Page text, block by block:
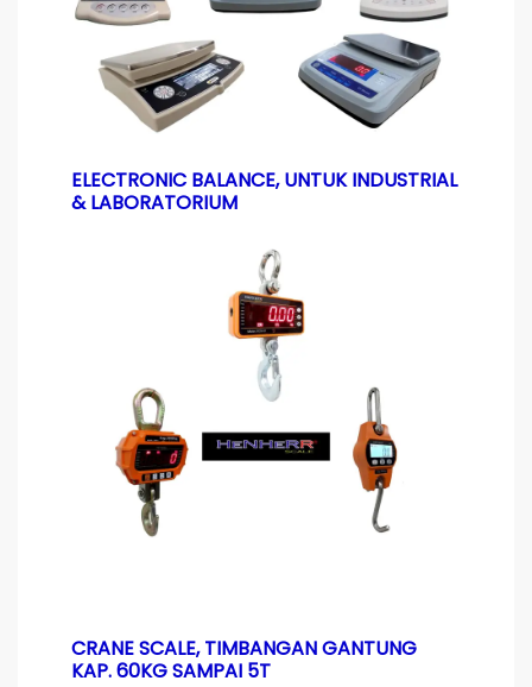
ELECTRONIC BALANCE, UNTUK INDUSTRIAL
& LABORATORIUM
CRANE SCALE, TIMBANGAN GANTUNG
KAP. 60KG SAMPAI 5T